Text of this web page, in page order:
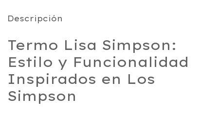
Descripción
Termo Lisa Simpson:
Estilo y Funcionalidad
Inspirados en Los
Simpson